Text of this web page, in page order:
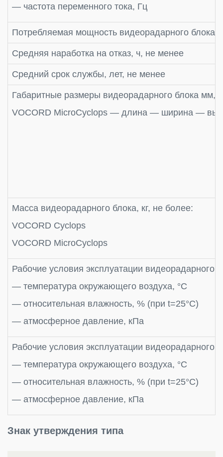
— частота переменного тока, Гц
Потребляемая мощность видеорадарного блока
Средняя наработка на отказ, ч, не менее
Средний срок службы, лет, не менее
Габаритные размеры видеорадарного блока
VOCORD MicroCyclops — длина — ширина —
Масса видеорадарного блока, кг, не более:
VOCORD Cyclops
VOCORD MicroCyclops
Рабочие условия эксплуатации видеорадарного
— температура окружающего воздуха, °С
— относительная влажность, % (при t=25°C)
— атмосферное давление, кПа
Рабочие условия эксплуатации видеорадарного
— температура окружающего воздуха, °С
— относительная влажность, % (при t=25°C)
— атмосферное давление, кПа
Знак утверждения типа